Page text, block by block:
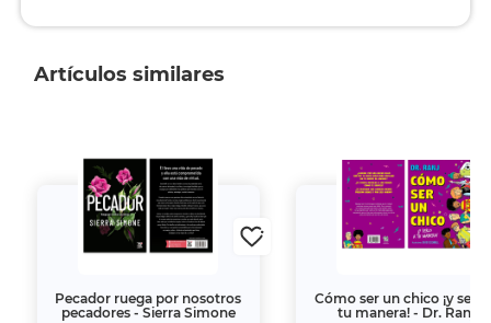
Artículos similares
Pecador ruega por nosotros
pecadores - Sierra Simone
Cómo ser un chico ¡y serlo
tu manera! - Dr. Ranj